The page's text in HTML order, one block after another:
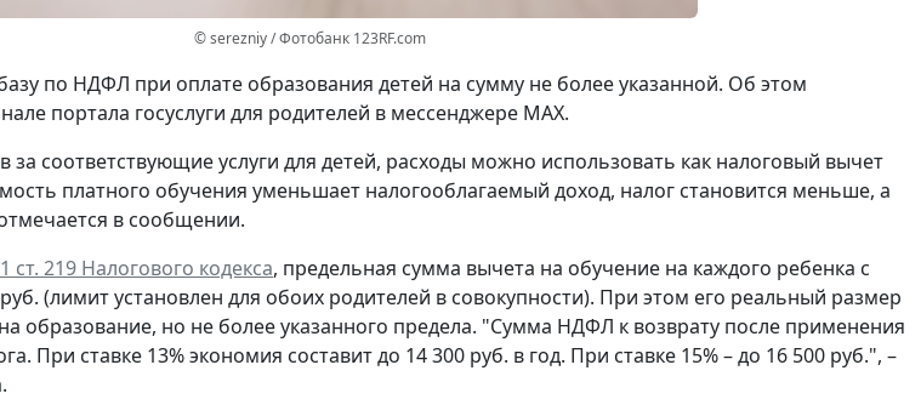
© serezniy / Фотобанк 123RF.com
по НДФЛ при оплате образования детей на сумму не более указанной. Об этом
портала госуслуги для родителей в мессенджере МАХ.
за соответствующие услуги для детей, расходы можно использовать как налоговый вычет
платного обучения уменьшает налогооблагаемый доход, налог становится меньше, а
в сообщении.
ст. 219 Налогового кодекса, предельная сумма вычета на обучение на каждого ребенка с
руб. (лимит установлен для обоих родителей в совокупности). При этом его реальный размер
образование, но не более указанного предела. "Сумма НДФЛ к возврату после применения
При ставке 13% экономия составит до 14 300 руб. в год. При ставке 15% – до 16 500 руб.", –